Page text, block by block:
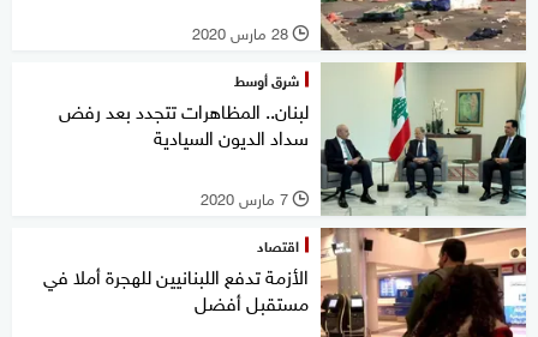
l 28 مارس 2020
شرق أوسط
لبنان.. المظاهرات تتجدد بعد رفض
سداد الديون السيادية
l 7 مارس 2020
اقتصاد
الأزمة تدفع اللبنانيين للهجرة أملا في
مستقبل أفضل